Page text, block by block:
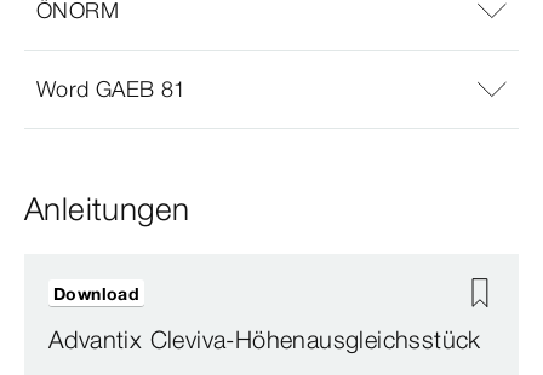
ÖNORM
Word GAEB 81
Anleitungen
Advantix Cleviva-Höhenausgleichsstück
Download